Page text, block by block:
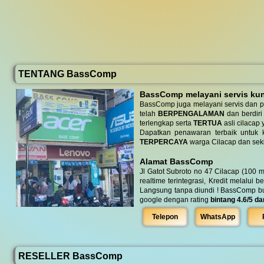
TENTANG BassComp
BassComp melayani servis
BassComp juga melayani servis dan
telah BERPENGALAMAN dan berdiri
terlengkap serta TERTUA asli cilacap
Dapatkan penawaran terbaik
TERPERCAYA warga Cilacap dan
Alamat BassComp
Jl Gatot Subroto no 47 Cilacap (100
realtime terintegrasi, Kredit melalui
Langsung tanpa diundi ! BassComp
google dengan rating bintang 4.6/5
Telepon WhatsApp
RESELLER BassComp